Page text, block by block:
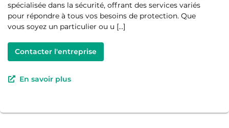
spécialisée dans la sécurité, offrant des services variés
pour répondre à tous vos besoins de protection. Que
vous soyez un particulier ou u […]
Contacter l'entreprise
En savoir plus